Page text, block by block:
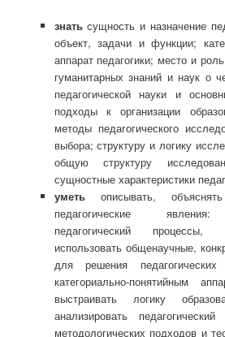
знатьсущность и назначение
объект, задачи и функции;
аппарат педагогики; место и
гуманитарных знаний и наук о
педагогической науки и
подходы к организации
методы педагогического
выбора; структуру и логику
общую структуру
сущностные характеристики
уметьописывать,
педагогические явления:
педагогический процессы,
использовать общенаучные,
для решения
категориально-понятийным
выстраивать логику
анализировать
методологических подходов и